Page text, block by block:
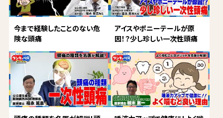
今まで経験したことのない危
険な頭痛
アイスやポニーテールが原
因！？少し珍しい一次性頭痛